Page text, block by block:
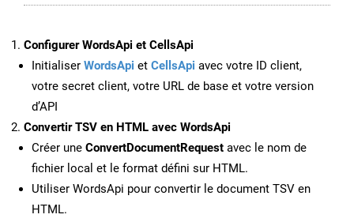
Configurer WordsApi et CellsApi
Initialiser WordsApi et CellsApi avec votre ID client,
votre secret client, votre URL de base et votre version
d’API
Convertir TSV en HTML avec WordsApi
Créer une ConvertDocumentRequest avec le nom de
fichier local et le format défini sur HTML.
Utiliser WordsApi pour convertir le document TSV en
HTML.